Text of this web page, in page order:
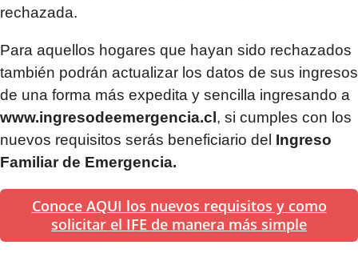
rechazada.
Para aquellos hogares que hayan sido rechazados
también podrán actualizar los datos de sus ingresos
de una forma más expedita y sencilla ingresando a
www.ingresodeemergencia.cl , si cumples con los
nuevos requisitos serás beneficiario del Ingreso
Familiar de Emergencia.
Conoce AQUI los nuevos requisitos y como
solicitar el IFE de manera más simple